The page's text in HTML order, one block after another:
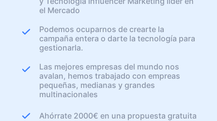
el Mercado
Podemos ocuparnos de crearte la
campaña entera o darte la tecnología para
gestionarla.
Las mejores empresas del mundo nos
avalan, hemos trabajado con empreas
pequeñas, medianas y grandes
multinacionales
Ahórrate 2000€ en una propuesta gratuita